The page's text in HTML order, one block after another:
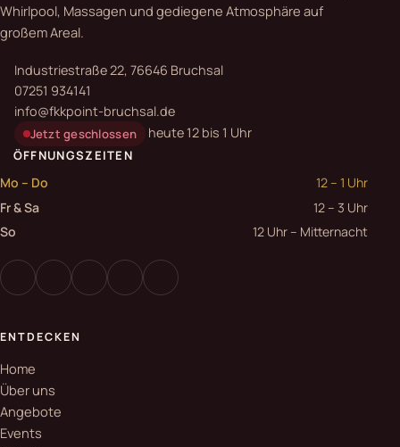
Whirlpool, Massagen und gediegene Atmosphäre auf
großem Areal.
Industriestraße 22, 76646 Bruchsal
07251 934141
info@fkkpoint-bruchsal.de
Jetzt geschlossen heute 12 bis 1 Uhr
ÖFFNUNGSZEITEN
Mo – Do
12 – 1 Uhr
Fr & Sa
12 – 3 Uhr
So
12 Uhr – Mitternacht
ENTDECKEN
Home
Über uns
Angebote
Events